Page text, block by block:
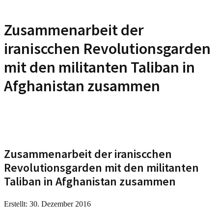
Zusammenarbeit der
iraniscchen Revolutionsgarden
mit den militanten Taliban in
Afghanistan zusammen
Zusammenarbeit der iraniscchen
Revolutionsgarden mit den militanten
Taliban in Afghanistan zusammen
Erstellt: 30. Dezember 2016